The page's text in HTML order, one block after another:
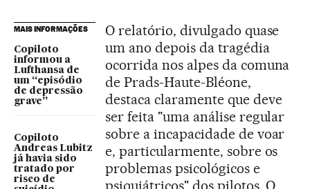
MAIS INFORMAÇÕES
Copiloto
informou a
Lufthansa de
um “episódio
de depressão
grave”
Copiloto
Andreas Lubitz
já havia sido
tratado por
risco de
O relatório, divulgado quase
um ano depois da tragédia
ocorrida nos alpes da comuna
de Prads-Haute-Bléone,
destaca claramente que deve
ser feita "uma análise regular
sobre a incapacidade de voar
e, particularmente, sobre os
problemas psicológicos e
psiquiátricos" dos pilotos. O